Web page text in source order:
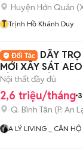
Huyện Hớn Quản (
T Trịnh Hồ Khánh Duy
DÃY
MỚI XÂY SÁT
LỬA MỚI TỈNH LỘ
Nội thất đầy đủ
2,6 triệu/tháng
Q. Bình Tân (P. An
A LÝ LIVING _ CĂN HỘ